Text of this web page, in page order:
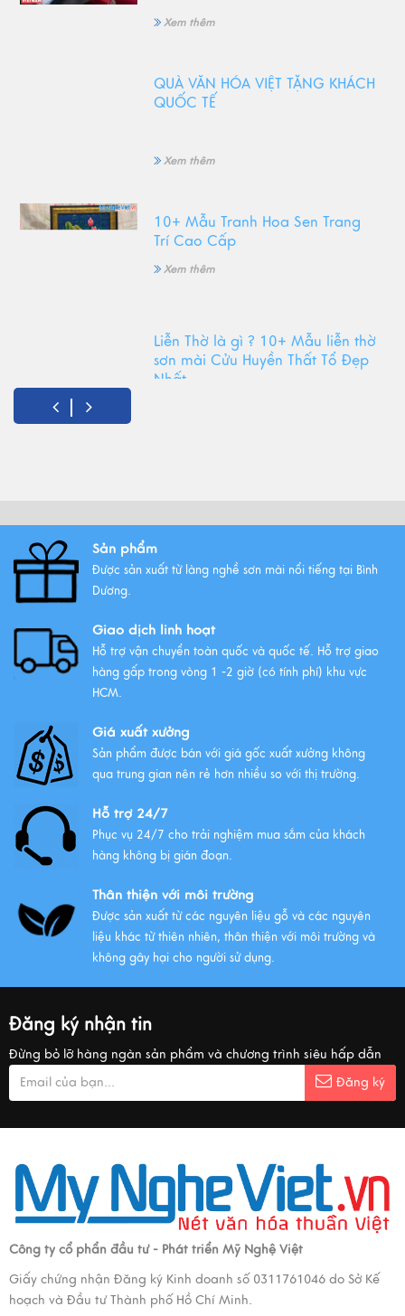
Xem thêm
QUÀ VĂN HÓA VIỆT TẶNG KHÁCH
QUỐC TẾ
Xem thêm
10+ Mẫu Tranh Hoa Sen Trang
Trí Cao Cấp
Xem thêm
Liễn Thờ là gì ? 10+ Mẫu liễn thờ
sơn mài Cửu Huyền Thất Tổ Đẹp
Nhất
Tất Tần Tật Về Tranh Thuận Buồm
Xem thêm
Sản phẩm
Được sản xuất từ làng nghề sơn mài nổi tiếng tại Bình
Dương.
Giao dịch linh hoạt
Hỗ trợ vận chuyển toàn quốc và quốc tế. Hỗ trợ giao
hàng gấp trong vòng 1 -2 giờ (có tính phí) khu vực
HCM.
Giá xuất xưởng
Sản phẩm được bán với giá gốc xuất xưởng không
qua trung gian nên rẻ hơn nhiều so với thị trường.
Hỗ trợ 24/7
Phục vụ 24/7 cho trải nghiệm mua sắm của khách
hàng không bị gián đoạn.
Thân thiện với môi trường
Được sản xuất từ các nguyên liệu gỗ và các nguyên
liệu khác từ thiên nhiên, thân thiện với môi trường và
không gây hại cho người sử dụng.
Đăng ký nhận tin
Đừng bỏ lỡ hàng ngàn sản phẩm và chương trình siêu hấp dẫn
Đăng ký
Công ty cổ phẩn đầu tư - Phát triển Mỹ Nghệ Việt
Giấy chứng nhận Đăng ký Kinh doanh số 0311761046 do Sở Kế
hoạch và Đầu tư Thành phố Hồ Chí Minh.